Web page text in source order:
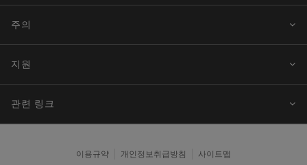
주의
지원
관련 링크
이용규약 개인정보취급방침 사이트맵